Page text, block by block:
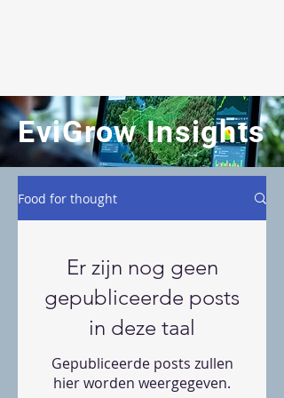
EviGrow Insights
Food for thought
Er zijn nog geen
gepubliceerde posts
in deze taal
Gepubliceerde posts zullen
hier worden weergegeven.